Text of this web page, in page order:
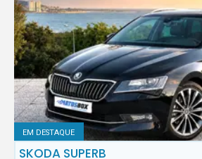
EM DESTAQUE
SKODA SUPERB